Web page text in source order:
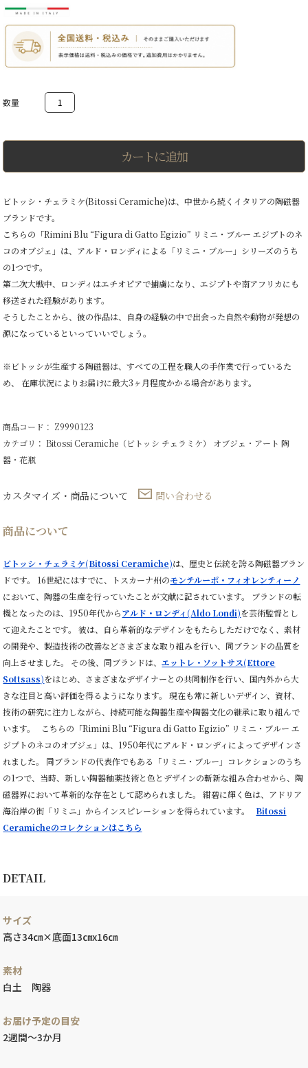
Rimini
"Figura
ミ
ブ
ル
ー
エ
プ
ネ
コ
の
オ
ブ
（座
位）
カートに追加
ビトッシ・チェラミケ(Bitossi Ceramiche)は、中世から続くイタリアの陶磁器
ブランドです。
こちらの「Rimini Blu “Figura di Gatto Egizio” リミニ・ブルー エジプトのネ
コのオブジェ」は、アルド・ロンディによる「リミニ・ブルー」シリーズのうち
の1つです。
第二次大戦中、ロンディはエチオピアで捕虜になり、エジプトや南アフリカにも
移送された経験があります。
そうしたことから、彼の作品は、自身の経験の中で出会った自然や動物が発想の
源になっているといっていいでしょう。
※ビトッシが生産する陶磁器は、すべての工程を職人の手作業で行っているた
め、 在庫状況によりお届けに最大3ヶ月程度かかる場合があります。
商品コード： Z9990123
カテゴリ：Bitossi Ceramiche（ビトッシ チェラミケ） オブジェ・アート 陶
器・花瓶
カスタマイズ・商品について 問い合わせる
商品について
ビトッシ・チェラミケ(Bitossi Ceramiche)は、歴史と伝統を誇る陶磁器ブラン
ドです。 16世紀にはすでに、トスカーナ州のモンテルーポ・フィオレンティーノ
において、陶器の生産を行っていたことが文献に記されています。 ブランドの転
機となったのは、1950年代からアルド・ロンディ(Aldo Londi)を芸術監督とし
て迎えたことです。 彼は、自ら革新的なデザインをもたらしただけでなく、素材
の開発や、製造技術の改善などさまざまな取り組みを行い、同ブランドの品質を
向上させました。 その後、同ブランドは、エットレ・ソットサス(Ettore
Sottsass)をはじめ、さまざまなデザイナーとの共同制作を行い、国内外から大
きな注目と高い評価を得るようになります。 現在も常に新しいデザイン、資材、
技術の研究に注力しながら、持続可能な陶器生産や陶器文化の継承に取り組んで
います。 こちらの「Rimini Blu “Figura di Gatto Egizio” リミニ・ブルー エ
ジプトのネコのオブジェ」は、1950年代にアルド・ロンディ によってデザインさ
れました。
同ブランドの代表作でもある「リミニ・ブルー」コレクションのうち
の1つで、当時、新しい陶器釉薬技術と色とデザインの斬新な組み合わせから、陶
磁器界において革新的な存在として認められました。 紺碧に輝く色は、アドリア
海沿岸の街「リミニ」からインスピレーションを得られています。 Bitossi
Ceramicheのコレクションはこちら
DETAIL
サイズ
高さ34㎝×底面13㎝x16㎝
素材
白土 陶器
お届け予定の目安
2週間～3か月